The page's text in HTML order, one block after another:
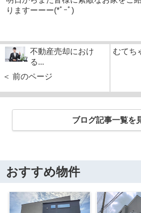
りますーーー(*ﾟｰﾟ)ゞ
不動産売却におけ
る...
＜ 前のページ
むてち
ブログ記事一覧を
おすすめ物件